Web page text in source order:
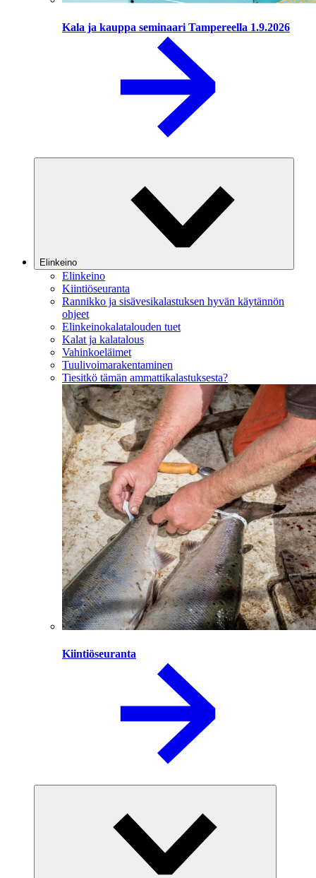
Kala ja kauppa seminaari Tampereella 1.9.2026
Elinkeino
Elinkeino
Kiintiöseuranta
Rannikko ja sisävesikalastuksen hyvän käytännön
ohjeet
Elinkeinokalatalouden tuet
Kalat ja kalatalous
Vahinkoeläimet
Tuulivoimarakentaminen
Tiesitkö tämän ammattikalastuksesta?
Kiintiöseuranta